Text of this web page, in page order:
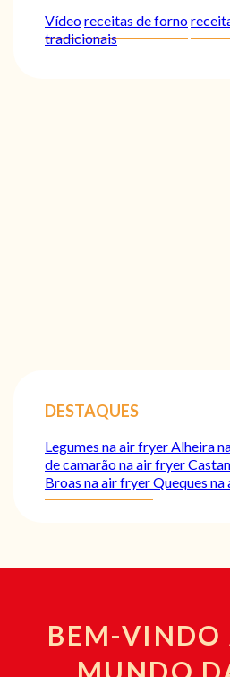
Vídeoreceitas de forno
tradicionais
DESTAQUES
Legumes na air fryerAlheira
de camarão na air fryer
Broas na air fryerQueques
BEM-VINDO